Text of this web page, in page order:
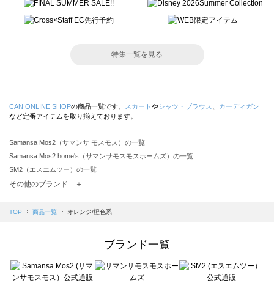
特集一覧を見る
CAN ONLINE SHOPの商品一覧です。 スカート やシャツ・ブラウス
カーディガン
など定番アイテムを取り揃えております。
Samansa Mos2（サマンサ モスモス）の一覧
Samansa Mos2 home's（サマンサモスモスホームズ）の一覧
SM2（エスエムツー）の一覧
TSUHARU by Samansa Mos2（ツハルバイサマンサモスモス）の一覧
Samansa Mos2 blue（サマンサモスモス ブルー）の一覧
Te chichi（テチチ）の一覧
Te chichi CLASSIC（テチチ クラシック）の一覧
その他のブランド ＋
TOP 商品一覧 オレンジ/橙色系
ブランド一覧